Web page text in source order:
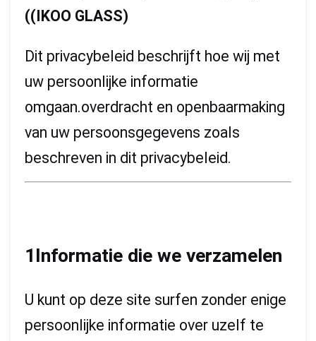
((IKOO GLASS)
Dit privacybeleid beschrijft hoe wij met
uw persoonlijke informatie
omgaan.overdracht en openbaarmaking
van uw persoonsgegevens zoals
beschreven in dit privacybeleid.
1Informatie die we verzamelen
U kunt op deze site surfen zonder enige
persoonlijke informatie over uzelf te